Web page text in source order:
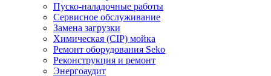
Пуско-наладочные работы
Сервисное обслуживание
Замена загрузки
Химическая (CIP) мойка
Ремонт оборудования Seko
Реконструкция и ремонт
Энергоаудит